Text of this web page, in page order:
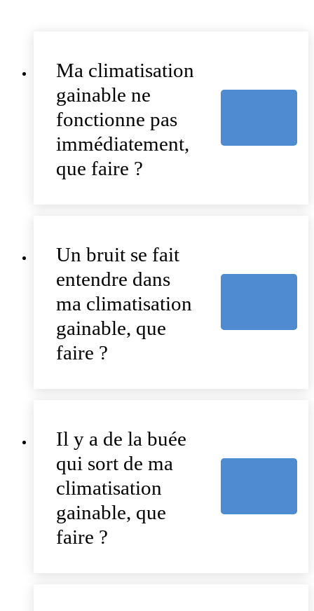
Ma climatisation
gainable ne
fonctionne pas
immédiatement,
que faire ?
Un bruit se fait
entendre dans
ma climatisation
gainable, que
faire ?
Il y a de la buée
qui sort de ma
climatisation
gainable, que
faire ?